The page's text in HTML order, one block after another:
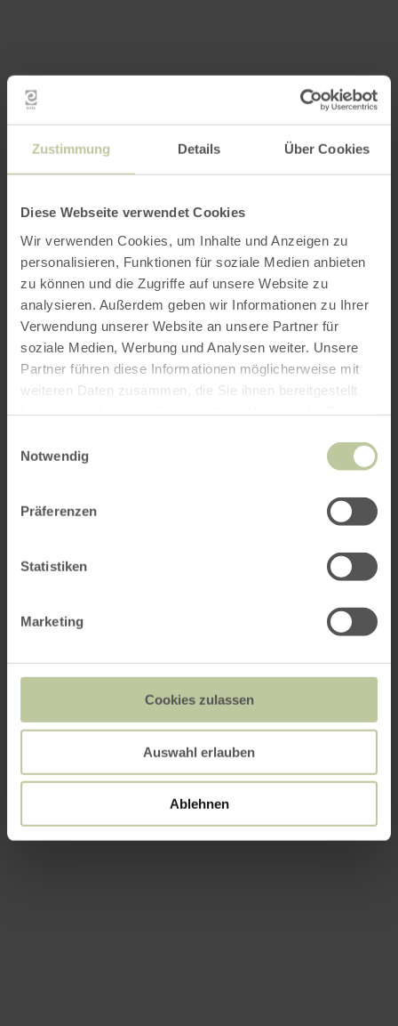
Zustimmung Details Über Cookies
Diese Webseite verwendet Cookies
Wir verwenden Cookies, um Inhalte und Anzeigen zu
personalisieren, Funktionen für soziale Medien anbieten
zu können und die Zugriffe auf unsere Website zu
analysieren. Außerdem geben wir Informationen zu Ihrer
Verwendung unserer Website an unsere Partner für
soziale Medien, Werbung und Analysen weiter. Unsere
Partner führen diese Informationen möglicherweise mit
weiteren Daten zusammen, die Sie ihnen bereitgestellt
Notwendig
Präferenzen
Statistiken
Marketing
Cookies zulassen
Auswahl erlauben
Ablehnen